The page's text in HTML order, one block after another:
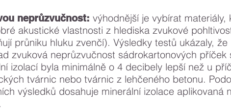
neprůzvučnost: výhodnější je vybírat materiály,
akustické vlastnosti z hlediska zvukové
průniku hluku zvenčí). Výsledky testů ukázaly, že
zvuková neprůzvučnost sádrokartonových příček
izolací byla minimálně o 4 decibely lepší než u
tvárnic nebo tvárnic z lehčeného betonu.
výsledků dosahuje minerální izolace aplikovaná